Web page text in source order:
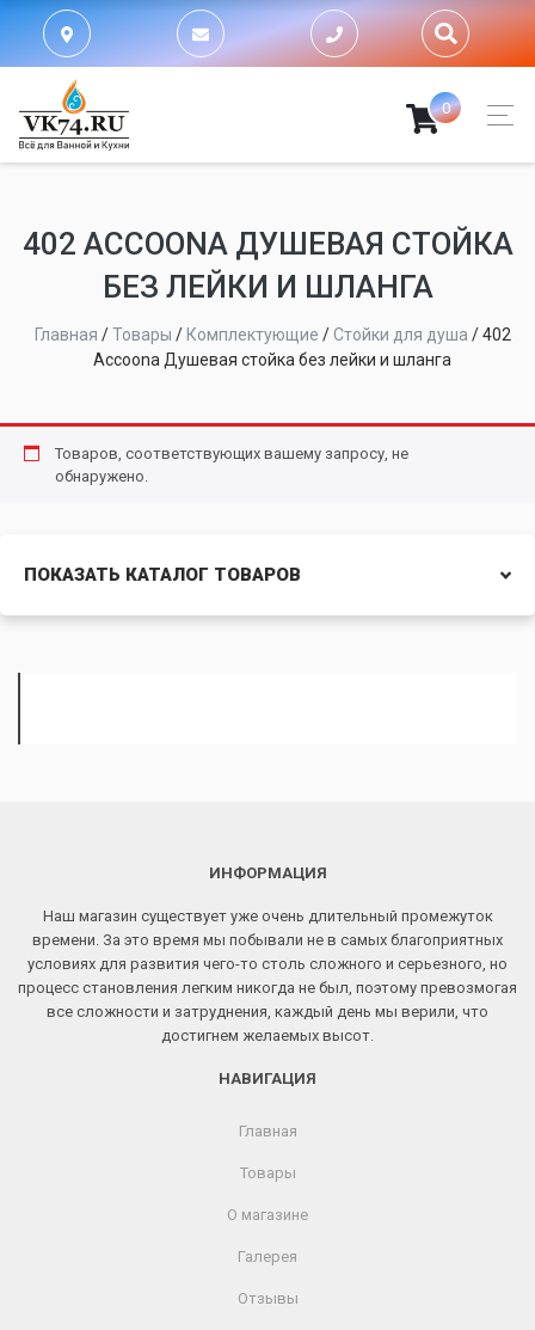
0
402 ACCOONA ДУШЕВАЯ СТОЙКА
БЕЗ ЛЕЙКИ И ШЛАНГА
Главная /Товары / Комплектующие /Стойки для душа /402
Accoona Душевая стойка без лейки и шланга
Товаров, соответствующих вашему запросу, не
обнаружено.
ПОКАЗАТЬ КАТАЛОГ ТОВАРОВ
ИНФОРМАЦИЯ
Наш магазин существует уже очень длительный промежуток
времени. За это время мы побывали не в самых благоприятных
условиях для развития чего-то столь сложного и серьезного, но
процесс становления легким никогда не был, поэтому превозмогая
все сложности и затруднения, каждый день мы верили, что
достигнем желаемых высот.
НАВИГАЦИЯ
Главная
Товары
О магазине
Галерея
Отзывы